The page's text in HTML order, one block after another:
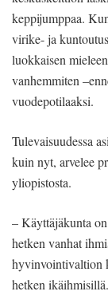
keppijumppaa.
virike- ja
luokkaisen
vanhemmiten
vuodepotilaaksi.
Tulevaisuudessa
kuin nyt, arvelee
yliopistosta.
– Käyttäjäkunta
hetken vanhat
hyvinvointivaltion
hetken ikäihmisillä.